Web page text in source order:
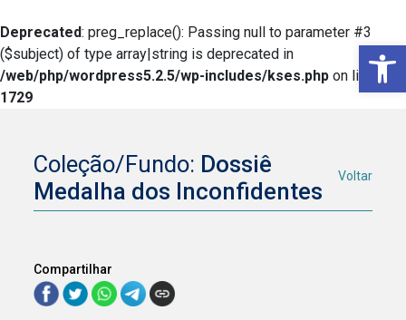
Deprecated: preg_replace(): Passing null to parameter #3
($subject) of type array|string is deprecated in
/web/php/wordpress5.2.5/wp-includes/kses.php on line
1729
Coleção/Fundo: Dossiê
Medalha dos Inconfidentes
Voltar
Compartilhar